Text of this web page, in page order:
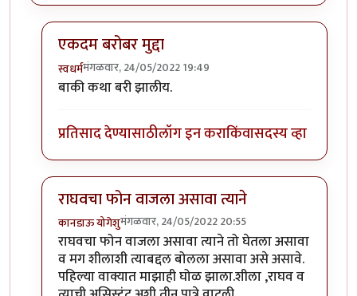
एकदम बरोबर मुद्दा
स्वधर्ममंगळवार, 24/05/2022 19:49
In reply toफोन कोणाचा वाजला. राघवचा की
बाकी कथा बरी झालीय.
प्रतिसाद देण्यासाठीलॉग इन कराकिंवासदस्य व्हा
राघवचा फोन वाजला असावा त्याने
कानडाऊ योगेशुमंगळवार, 24/05/2022 20:55
In reply toफोन कोणाचा वाजला. राघवचा कीbyविजुभाऊ
राघवचा फोन वाजला असावा त्याने तो घेतला असावा
व मग शीलाशी त्याबद्दल बोलला असावा असे असावे.
पहिल्या वाक्यात माझाही घोळ झाला.शीला ,राघव व